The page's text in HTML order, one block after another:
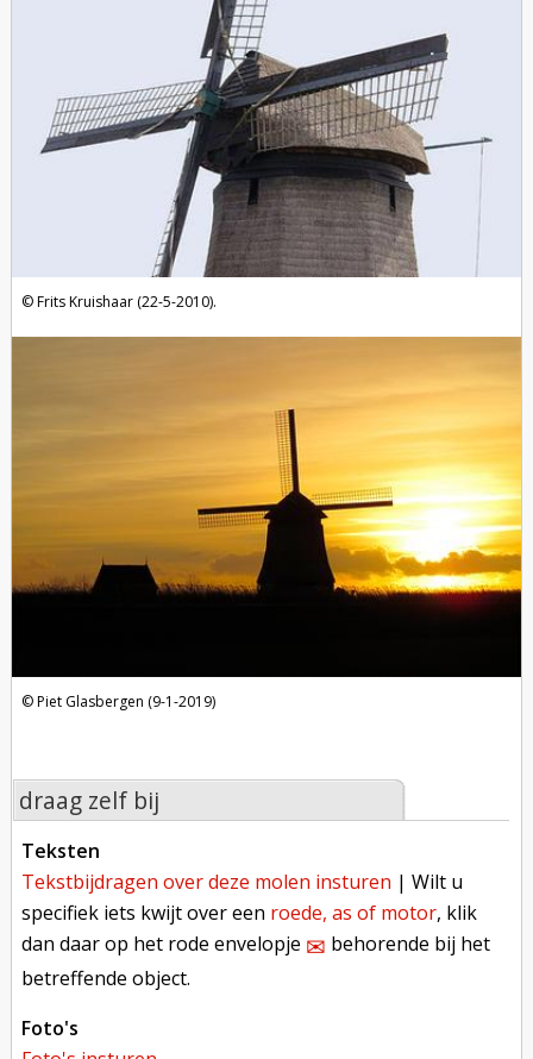
Frits Kruishaar (22-5-2010).
Piet Glasbergen (9-1-2019)
draag zelf bij
teksten
tekstbijdragen over deze molen insturen | Wilt u
specifiek iets kwijt over een roede, as of motor, klik
dan daar op het rode envelopje ✉︎ behorende bij het
betreffende object.
foto's